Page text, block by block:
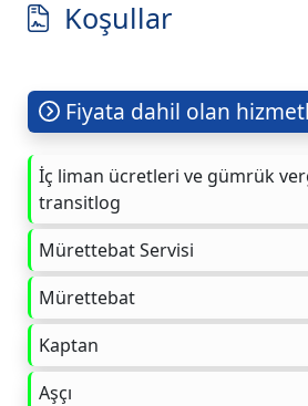
Koşullar
Fiyata dahil olan
İç liman ücretleri ve gümrük
transitlog
Mürettebat Servisi
Mürettebat
Kaptan
Aşçı